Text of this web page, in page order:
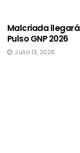
Malcriada
Pulso GNP 2026
Julio 13, 2026